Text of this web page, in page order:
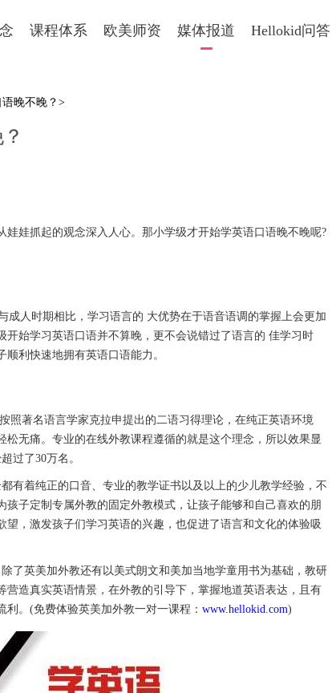
课程体系 欧美师资 媒体报道 Hellokid问答
晚不晚？>
娃抓起的观念深入人心。那小学级才开始学英语口语晚不晚呢?
人时期相比，学习语言的 大优势在于语音语调的掌握上会更加
始学习英语口语并不算晚，更不会说错过了语言的 佳学习时
利快速地拥有英语口语能力。
著名语言学家克拉申提出的二语习得理论，在纯正英语环境
无痛。专业的在线外教课程遵循的就是这个理念，所以效果显
过了30万名。
着纯正的口音、专业的教学证书以及以上的少儿教学经验，不
子定制专属外教的固定外教模式，让孩子能够和自己喜欢的朋
，激发孩子们学习英语的兴趣，也促进了语言和文化的体验吸
英美加外教还有以美式朗文和美加当地学童用书为基础，教研
造真实英语情景，在外教的引导下，掌握地道英语表达，且有
。(免费体验英美加外教一对一课程： www.hellokid.com)